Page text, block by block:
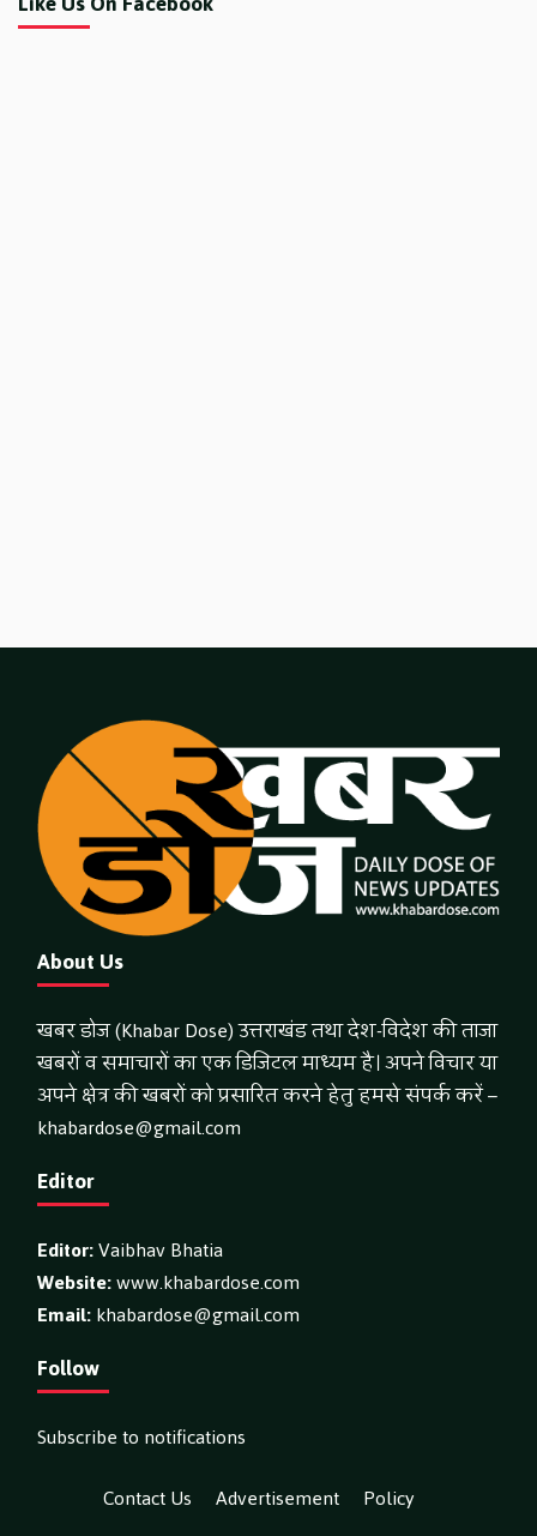
About Us
खबर डोज (Khabar Dose) उत्तराखंड तथा देश-विदेश की ताजा
खबरों व समाचारों का एक डिजिटल माध्यम है। अपने विचार या
अपने क्षेत्र की खबरों को प्रसारित करने हेतु हमसे संपर्क करें –
khabardose@gmail.com
Editor
Editor:Vaibhav Bhatia
Website:www.khabardose.com
Email:khabardose@gmail.com
Follow
Subscribe to notifications
Contact Us
Advertisement
Policy